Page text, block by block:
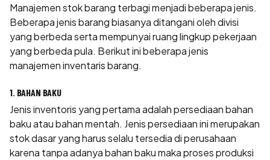
Manajemen stok barang terbagi menjadi beberapa jenis.
Beberapa jenis barang biasanya ditangani oleh divisi
yang berbeda serta mempunyai ruang lingkup pekerjaan
yang berbeda pula. Berikut ini beberapa jenis
manajemen inventaris barang.
1. BAHAN BAKU
Jenis inventoris yang pertama adalah persediaan bahan
baku atau bahan mentah. Jenis persediaan ini merupakan
stok dasar yang harus selalu tersedia di perusahaan
karena tanpa adanya bahan baku maka proses produksi